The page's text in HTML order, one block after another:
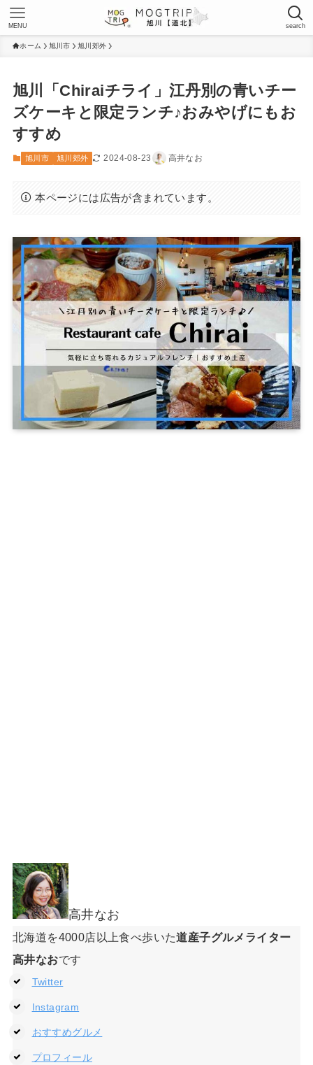
search
MENU
ホーム 旭川市 旭川郊外
旭川「Chiraiチライ」江丹別の青いチー
ズケーキと限定ランチ♪おみやげにもお
すすめ
旭川市 旭川郊外 2024-08-23 高井なお
本ページには広告が含まれています。
高井なお
北海道を4000店以上食べ歩いた道産子グルメライター
高井なおです
Twitter
Instagram
おすすめグルメ
プロフィール